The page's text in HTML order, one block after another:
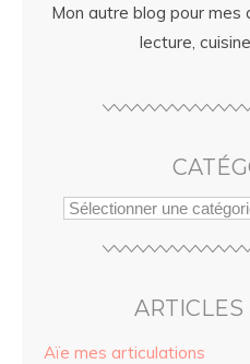
Mon autre blog pour mes
lecture,
ARTICLES
Aïe mes articulations